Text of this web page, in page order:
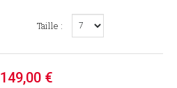
Taille :
149,00 €